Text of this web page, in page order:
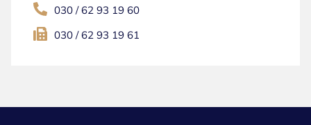
030 / 62 93 19 60
030 / 62 93 19 61